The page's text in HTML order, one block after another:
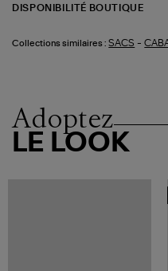
DISPONIBILITÉ BOUTIQUE
Collections similaires : SACS -
Adoptez
LE LOOK